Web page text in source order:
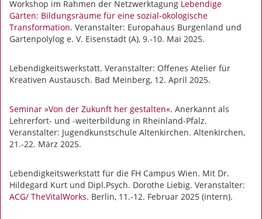
Workshop im Rahmen der Netzwerktagung Lebendige
Gärten: Bildungsräume für eine sozial-ökologische
Transformation. Veranstalter: Europahaus Burgenland und
Gartenpolylog e. V. Eisenstadt (A), 9.-10. Mai 2025.
Lebendigkeitswerkstatt. Veranstalter: Offenes Atelier für
Kreativen Austausch. Bad Meinberg, 12. April 2025.
Seminar »Von der Zukunft her gestalten«. Anerkannt als
Lehrerfort- und -weiterbildung in Rheinland-Pfalz.
Veranstalter: Jugendkunstschule Altenkirchen. Altenkirchen,
21.-22. März 2025.
Lebendigkeitswerkstatt für die FH Campus Wien. Mit Dr.
Hildegard Kurt und Dipl.Psych. Dorothe Liebig. Veranstalter:
ACG/ TheVitalWorks. Berlin, 11.-12. Februar 2025 (intern).